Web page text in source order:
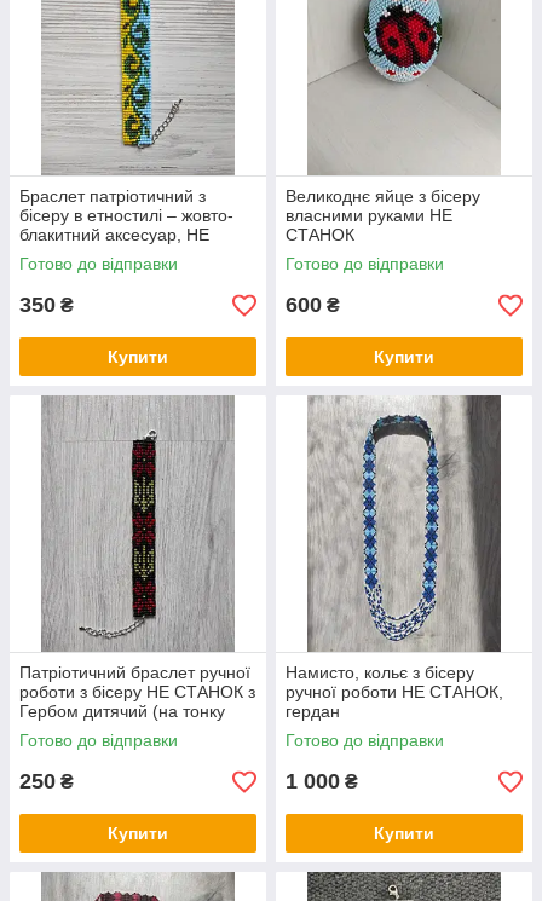
Браслет патріотичний з
бісеру в етностилі – жовто-
блакитний аксесуар, НЕ
СТАНОК
Готово до відправки
350 ₴
Купити
Великоднє яйце з бісеру
власними руками НЕ
СТАНОК
Готово до відправки
600 ₴
Купити
Патріотичний браслет ручної
роботи з бісеру НЕ СТАНОК з
Гербом дитячий (на тонку
руку)
Готово до відправки
250 ₴
Купити
Намисто, кольє з бісеру
ручної роботи НЕ СТАНОК,
гердан
Готово до відправки
1 000 ₴
Купити